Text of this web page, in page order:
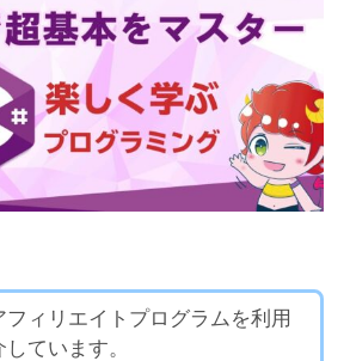
フィリエイトプログラムを利用
ています。